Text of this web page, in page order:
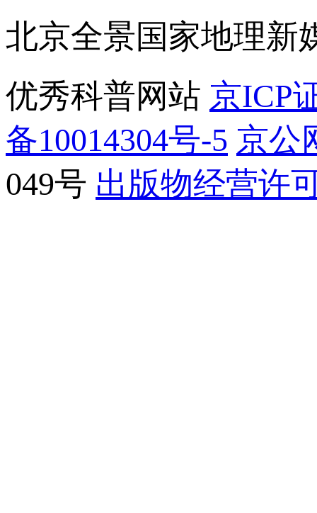
北京全景国家地理新
优秀科普网站 京ICP
备10014304号-5 京公
049号 出版物经营许